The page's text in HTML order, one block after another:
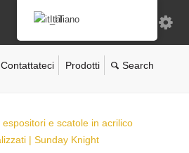
Contattateci Prodotti
Italiano